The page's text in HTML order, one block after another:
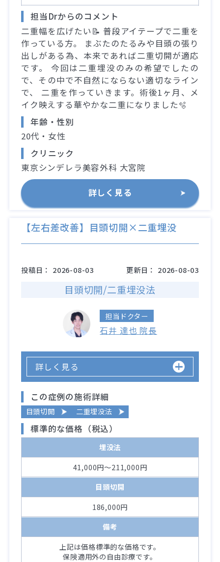
担当Drからのコメント
二重幅を広げたい📝 普段アイテープで二重を
作っている方。 まぶたのたるみや目頭の張り
出しがある為、本来であれば二重切開が適応
です。 今回は二重埋没のみの希望でしたの
で、その中で不自然にならない適切なライン
で、 二重を作っていきます。術後1ヶ月、メ
イク映えする華やかな二重になりました🫧
年齢・性別
20代・女性
クリニック
東京シンデレラ美容外科 大宮院
詳しく見る
【左右差改善】目頭切開×二重埋没
投稿日： 2026-08-03 更新日： 2026-08-03
目頭切開/二重埋没法
担当ドクター
石井 達也 院長
詳しく見る
この症例の施術詳細
目頭切開 二重埋没法
標準的な価格（税込）
埋没法
41,000円～211,000円
目頭切開
186,000円
備考
上記は価格標準的な価格です。
保険適用外の自由診療です。